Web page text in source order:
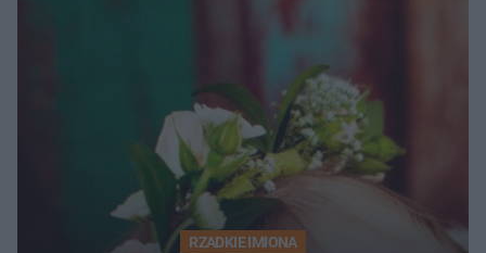
RZADKIE IMIONA